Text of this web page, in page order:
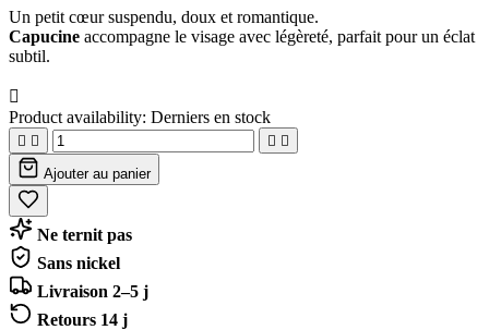
Un petit cœur suspendu, doux et romantique.
Capucine accompagne le visage avec légèreté, parfait pour un éclat
subtil.

Product availability: Derniers en stock
   
Ajouter au panier
Ne ternit pas
Sans nickel
Livraison 2–5 j
Retours 14 j